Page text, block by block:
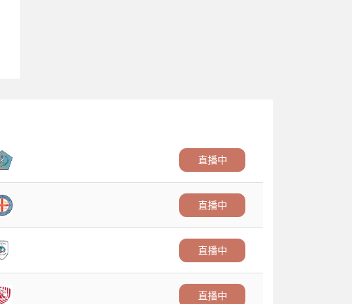
直播中
直播中
直播中
直播中